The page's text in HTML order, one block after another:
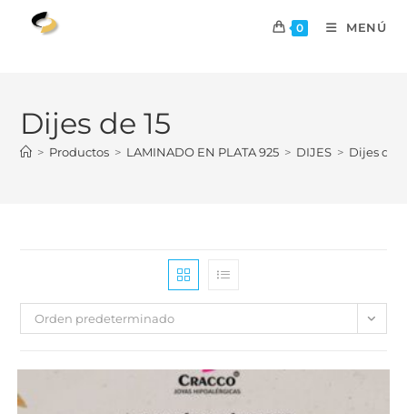
0 MENÚ
Dijes de 15
> Productos > LAMINADO EN PLATA 925 > DIJES > Dijes de
Orden predeterminado